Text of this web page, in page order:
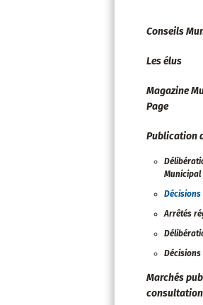
Conseils
Les élus
Magazine
Page
Publication
Municipal
Arrêtés
Décisions
Marchés